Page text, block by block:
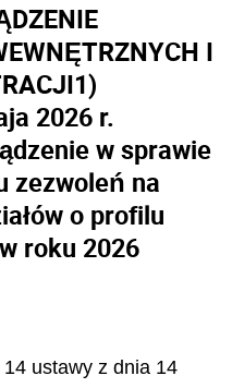
I
1)
2026 r.
w sprawie
zezwoleń na
o profilu
roku 2026
ustawy z dnia 14